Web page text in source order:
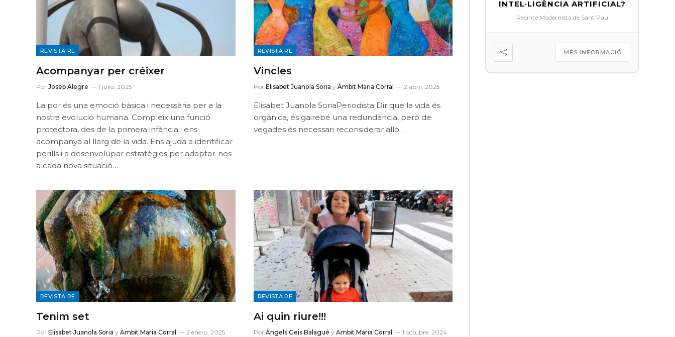
REVISTA RE
Acompanyar per créixer
Por Josep Alegre 1 julio, 2025
La por és una emoció bàsica i necessària per a la
nostra evolució humana. Compleix una funció
protectora, des de la primera infància i ens
acompanya al llarg de la vida. Ens ajuda a identificar
perills i a desenvolupar estratègies per adaptar-nos
a cada nova situació…
REVISTA RE
Vincles
Por Elisabet Juanola Soria y Àmbit Maria Corral 2 abril, 2025
Elisabet Juanola SoriaPeriodista Dir que la vida és
orgànica, és gairebé una redundància, però de
vegades és necessari reconsiderar allò…
REVISTA RE
Tenim set
Por Elisabet Juanola Soria y Àmbit Maria Corral 2 enero, 2025
REVISTA RE
Ai quin riure!!!
Por Àngels Geis Balagué y Àmbit Maria Corral 1 octubre, 2024
INTEL·LIGÈNCIA ARTIFICIAL?
Recinte Modernista de Sant Pau
MÉS INFORMACIÓ